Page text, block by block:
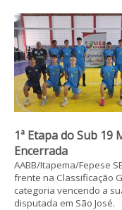
1ª Etapa do Sub 19
Encerrada
AABB/Itapema/Fepese
frente na Classificação
categoria vencendo a
disputada em São José.